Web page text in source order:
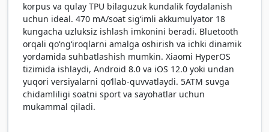
korpus va qulay TPU bilaguzuk kundalik foydalanish
uchun ideal. 470 mA/soat sig‘imli akkumulyator 18
kungacha uzluksiz ishlash imkonini beradi. Bluetooth
orqali qo‘ng‘iroqlarni amalga oshirish va ichki dinamik
yordamida suhbatlashish mumkin. Xiaomi HyperOS
tizimida ishlaydi, Android 8.0 va iOS 12.0 yoki undan
yuqori versiyalarni qo‘llab-quvvatlaydi. 5ATM suvga
chidamliligi soatni sport va sayohatlar uchun
mukammal qiladi.